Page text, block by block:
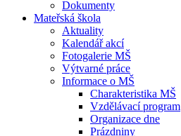
Dokumenty
Mateřská škola
Aktuality
Kalendář akcí
Fotogalerie MŠ
Výtvarné práce
Informace o MŠ
Charakteristika MŠ
Vzdělávací program
Organizace dne
Prázdniny